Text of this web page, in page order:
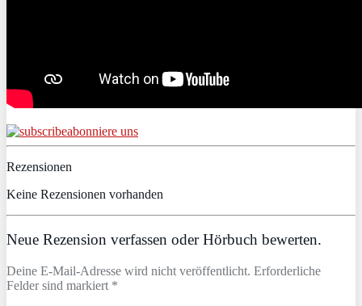
abonniere uns
Rezensionen
Keine Rezensionen vorhanden
Neue Rezension verfassen oder Hörbuch bewerten.
Deine E-Mail-Adresse wird nicht veröffentlicht. Erforderliche
Felder sind markiert *